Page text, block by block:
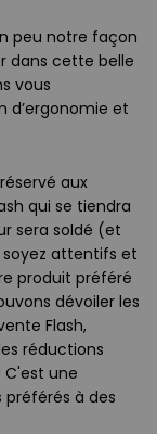
peu notre façon
dans cette belle
vous
et
aux
qui se tiendra
sera soldé (et
soyez attentifs et
produit préféré
dévoiler les
Flash,
réductions
C'est une
à des